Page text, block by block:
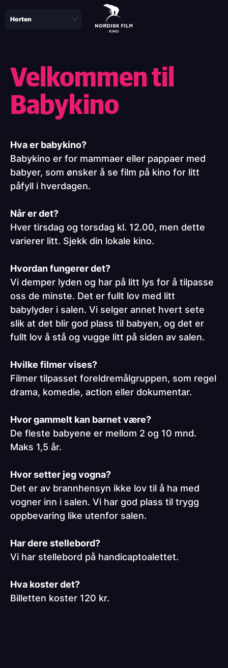
Velkommen til
Babykino
Hva er babykino?
Babykino er for mammaer eller pappaer med
babyer, som ønsker å se film på kino for litt
påfyll i hverdagen.
Når er det?
Hver tirsdag og torsdag kl. 12.00, men dette
varierer litt. Sjekk din lokale kino.
Hvordan fungerer det?
Vi demper lyden og har på litt lys for å tilpasse
oss de minste. Det er fullt lov med litt
babylyder i salen. Vi selger annet hvert sete
slik at det blir god plass til babyen, og det er
fullt lov å stå og vugge litt på siden av salen.
Hvilke filmer vises?
Filmer tilpasset foreldremålgruppen, som regel
drama, komedie, action eller dokumentar.
Hvor gammelt kan barnet være?
De fleste babyene er mellom 2 og 10 mnd.
Maks 1,5 år.
Hvor setter jeg vogna?
Det er av brannhensyn ikke lov til å ha med
vogner inn i salen. Vi har god plass til trygg
oppbevaring like utenfor salen.
Har dere stellebord?
Vi har stellebord på handicaptoalettet.
Hva koster det?
Billetten koster 120 kr.